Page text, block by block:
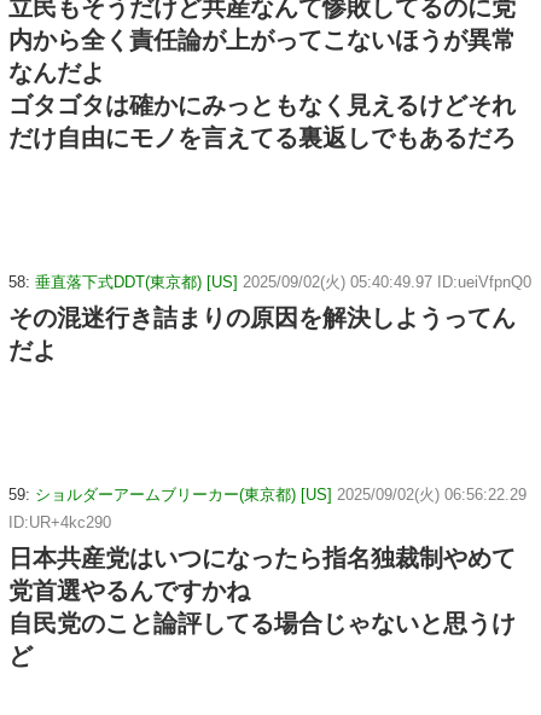
立民もそうだけど共産なんて惨敗してるのに党
内から全く責任論が上がってこないほうが異常
なんだよ
ゴタゴタは確かにみっともなく見えるけどそれ
だけ自由にモノを言えてる裏返しでもあるだろ
58: 垂直落下式DDT(東京都) [US] 2025/09/02(火) 05:40:49.97 ID:ueiVfpnQ0
その混迷行き詰まりの原因を解決しようってん
だよ
59: ショルダーアームブリーカー(東京都) [US] 2025/09/02(火) 06:56:22.29
ID:UR+4kc290
日本共産党はいつになったら指名独裁制やめて
党首選やるんですかね
自民党のこと論評してる場合じゃないと思うけ
ど